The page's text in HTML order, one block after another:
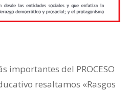
importantes del PROCESO
resaltamos «Rasgos